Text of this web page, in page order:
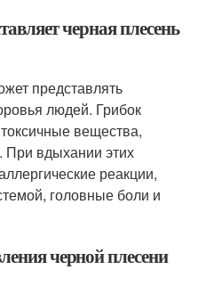
черная плесень
представлять
людей. Грибок
вещества,
вдыхании этих
реакции,
головные боли и
черной плесени